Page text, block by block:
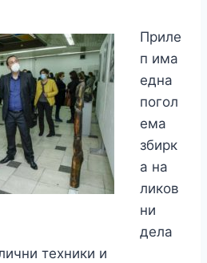
Приле
п има
една
погол
ема
збирк
а на
ликов
ни
дела
техники и